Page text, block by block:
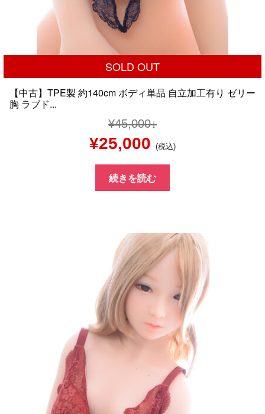
SOLD OUT
【中古】TPE製 約140cm ボディ単品 自立加工有り ゼリー
胸 ラブド...
¥45,000
元
の
価
¥45,000
で
し
た。
¥25,000 現
在
の
格
は
¥25,000
で
す。
(税込)
続きを読む